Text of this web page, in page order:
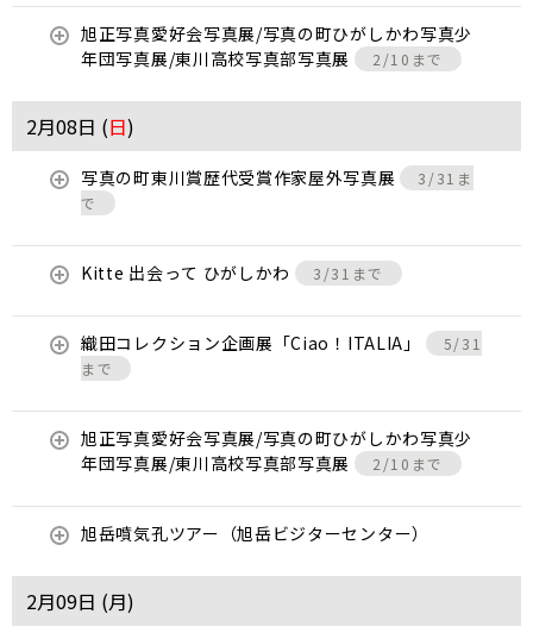
旭正写真愛好会写真展/写真の町ひがしかわ写真少
年団写真展/東川高校写真部写真展
2/10まで
2月08日 (日)
写真の町東川賞歴代受賞作家屋外写真展
3/31ま
で
Kitte 出会って ひがしかわ 3/31まで
織田コレクション企画展「Ciao！ITALIA」
5/31
まで
旭正写真愛好会写真展/写真の町ひがしかわ写真少
年団写真展/東川高校写真部写真展
2/10まで
旭岳噴気孔ツアー（旭岳ビジターセンター）
2月09日 (月)